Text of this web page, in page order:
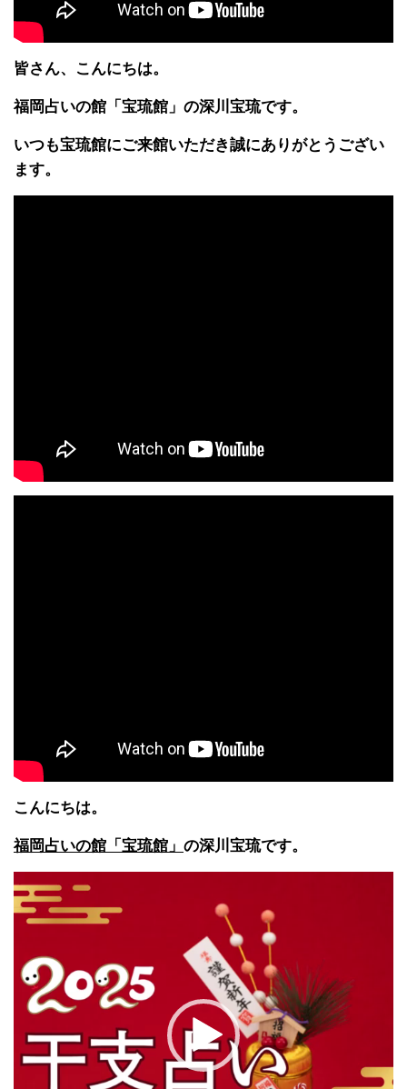
皆さん、こんにちは。
福岡占いの館「宝琉館」の深川宝琉です。
いつも宝琉館にご来館いただき誠にありがとうござい
ます。
こんにちは。
福岡占いの館「宝琉館」 の深川宝琉です。
動
画
プ
ー
ヤ